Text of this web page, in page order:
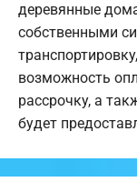
деревянные
собственными
возможность
рассрочку, а
будет